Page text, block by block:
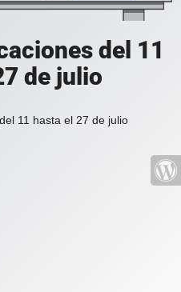
del 11
de julio
11 hasta el 27 de julio